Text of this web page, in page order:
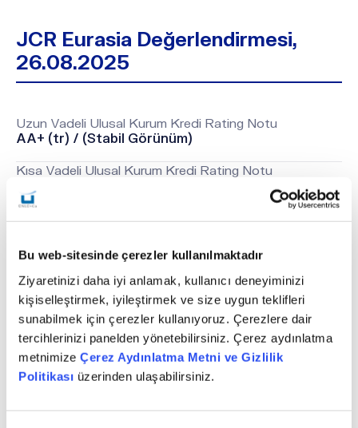
Bu web-sitesinde çerezler kullanılmaktadır
Ziyaretinizi daha iyi anlamak, kullanıcı deneyiminizi
kişiselleştirmek, iyileştirmek ve size uygun teklifleri
sunabilmek için çerezler kullanıyoruz. Çerezlere dair
tercihlerinizi panelden yönetebilirsiniz. Çerez aydınlatma
metnimize Çerez Aydınlatma Metni ve Gizlilik
Politikası üzerinden ulaşabilirsiniz.
JCR Eurasia Değerlendirmesi,
26.08.2025
Uzun Vadeli Ulusal Kurum Kredi Rating Notu
AA+ (tr) / (Stabil Görünüm)
Kısa Vadeli Ulusal Kurum Kredi Rating Notu
BB / (Stabil Görünüm)
Uzun Vadeli Uluslararası Yerel Para Kurum Kredi Rating
Notu
BB / (Stabil Görünüm)
Derecelendirmeye Dair Ayrıntılı Rapor
Rapor Linki